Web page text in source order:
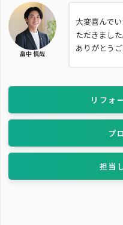
畠中 慎哉
大変喜んで
ただきました
ありがとうご
リフォ
プ
担当